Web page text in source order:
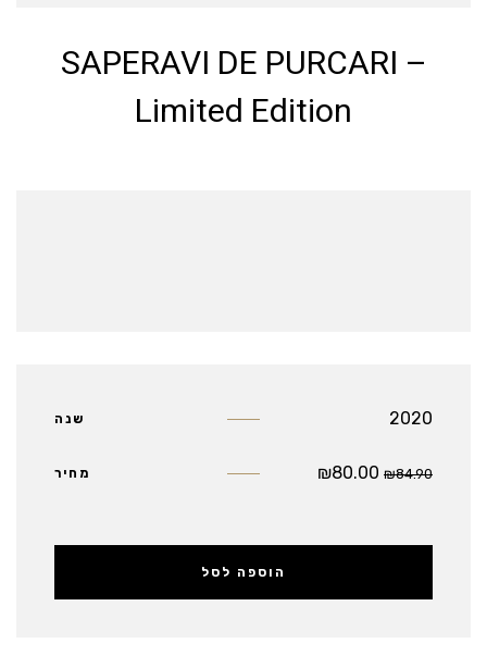
SAPERAVI DE PURCARI –
Limited Edition
שנה 2020
מחיר ₪84.90
₪80.00
הוספה לסל